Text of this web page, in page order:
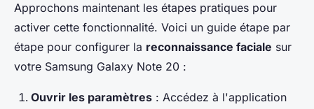
Approchons maintenant les étapes pratiques pour
activer cette fonctionnalité. Voici un guide étape par
étape pour configurer la reconnaissance faciale sur
votre Samsung Galaxy Note 20 :
Ouvrir les paramètres : Accédez à l'application